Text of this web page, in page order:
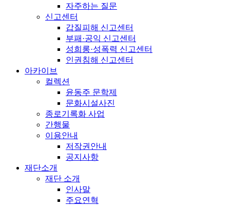
자주하는 질문
신고센터
갑질피해 신고센터
부패·공익 신고센터
성희롱·성폭력 신고센터
인권침해 신고센터
아카이브
컬렉션
윤동주 문학제
문화시설사진
종로기록화 사업
간행물
이용안내
저작권안내
공지사항
재단소개
재단 소개
인사말
주요연혁